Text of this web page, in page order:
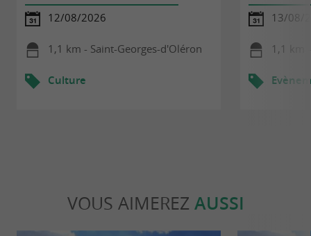
12/08/2026
1,1 km - Saint-Georges-d'Oléron
Culture
13/08/
1,1 km
VOUS AIMEREZ AUSSI